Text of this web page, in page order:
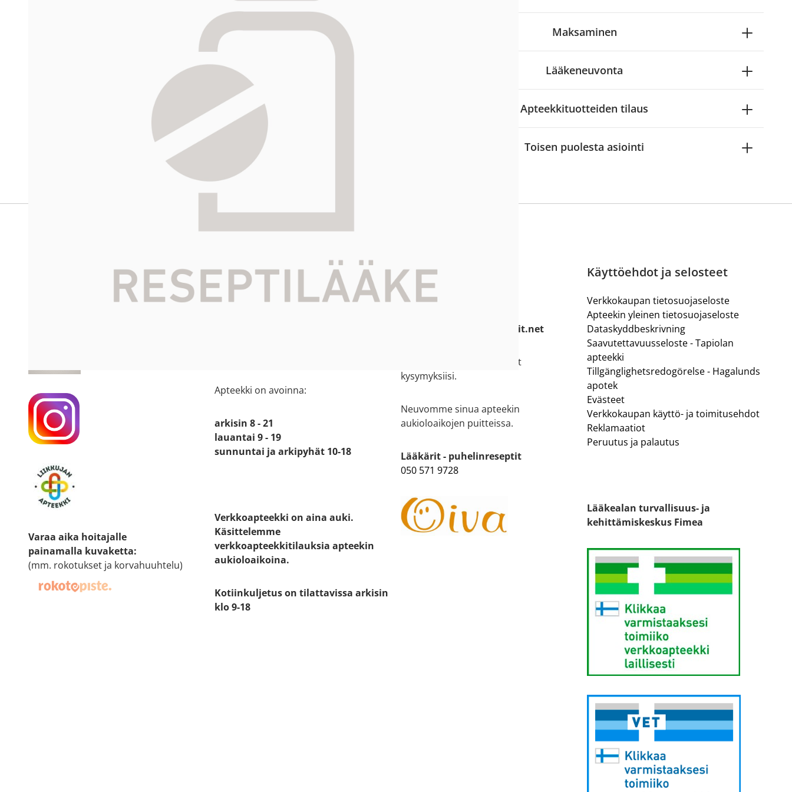
Reseptilääkkeiden tilaaminen edellyttää voimassa olevaa reseptiä, ja voit
-palvelusta. Tilausta varten sinun pitää ensin
tunnistautua. Apteekki käsittelee tilauksesi, jonka jälkeen voit maksaa ostoksesi.
Siirry reseptilääketilaukseen
Maksaminen
Lääkeneuvonta
Apteekkituotteiden tilaus
Toisen puolesta asiointi
Varaa aika hoitajalle
painamalla kuvaketta:
(mm. rokotukset ja korvahuuhtelu)
Apteekin tiedot
Katso sijainti kartalla
Apteekki on avoinna:
arkisin 8 - 21
lauantai 9 - 19
sunnuntai ja arkipyhät 10-18
Verkkoapteekki on aina auki.
Käsittelemme
verkkoapteekkitilauksia apteekin
aukioloaikoina.
Kotiinkuljetus on tilattavissa arkisin
klo 9-18
Asiakaspalvelu
09 4520 130
tapiola.espoo [at] apteekit.net
Asiantuntijamme vastaavat
kysymyksiisi.
Neuvomme sinua apteekin
aukioloaikojen puitteissa.
Lääkärit - puhelinreseptit
050 571 9728
Käyttöehdot ja selosteet
Verkkokaupan tietosuojaseloste
Apteekin yleinen tietosuojaseloste
Dataskyddbeskrivning
Saavutettavuusseloste - Tapiolan
apteekki
Tillgänglighetsredogörelse - Hagalunds
apotek
Evästeet
Verkkokaupan käyttö- ja toimitusehdot
Reklamaatiot
Peruutus ja palautus
Lääkealan turvallisuus- ja
kehittämiskeskus Fimea